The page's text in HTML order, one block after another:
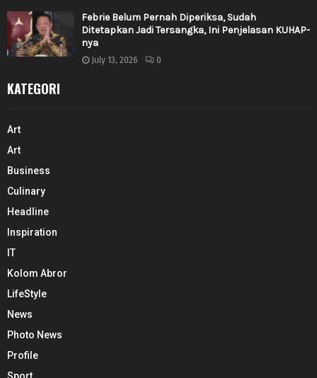
Febrie Belum Pernah Diperiksa, Sudah
Ditetapkan Jadi Tersangka, Ini Penjelasan KUHAP-
nya
July 13, 2026 0
KATEGORI
Art
Art
Business
Culinary
Headline
Inspiration
IT
Kolom Abror
LifeStyle
News
Photo News
Profile